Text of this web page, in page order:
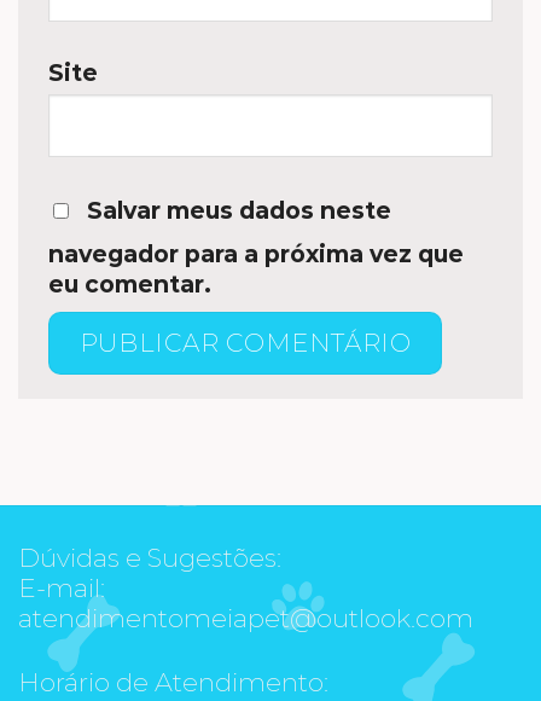
Site
Salvar meus dados neste
navegador para a próxima vez que
eu comentar.
Dúvidas e Sugestões:
E-mail:
atendimentomeiapet@outlook.com
Horário de Atendimento: